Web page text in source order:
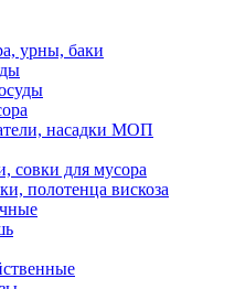
урны, баки
насадки МОП
совки для мусора
полотенца вискоза